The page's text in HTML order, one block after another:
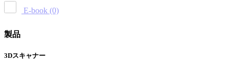
E-book (0)
製品
3Dスキャナー